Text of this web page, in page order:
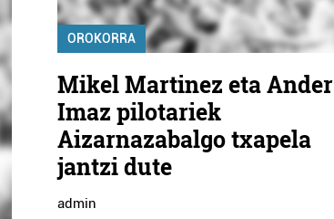
OROKORRA
Mikel Martinez eta Ander
Imaz pilotariek
Aizarnazabalgo txapela
jantzi dute
admin